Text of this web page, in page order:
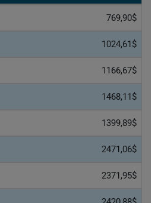
769,90$
1024,61$
1166,67$
1468,11$
1399,89$
2471,06$
2371,95$